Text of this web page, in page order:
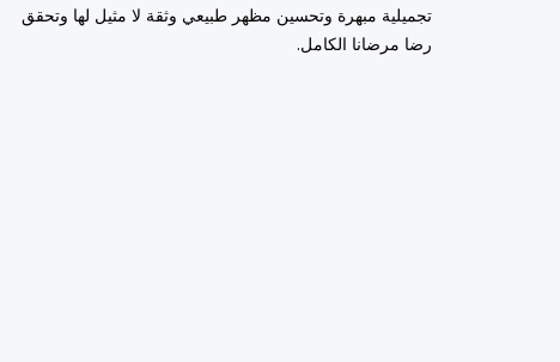
تجميلية مبهرة وتحسين مظهر طبيعي وثقة لا مثيل لها وتحقق
رضا مرضانا الكامل.